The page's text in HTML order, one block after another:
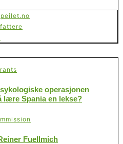
operasjonen
lære Spania en lekse?
Fuellmich